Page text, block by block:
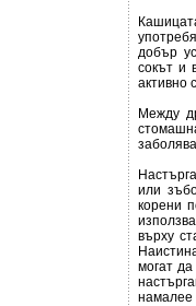
добър
сокът и
активно
Между
или
корени
върху
могат
намалее